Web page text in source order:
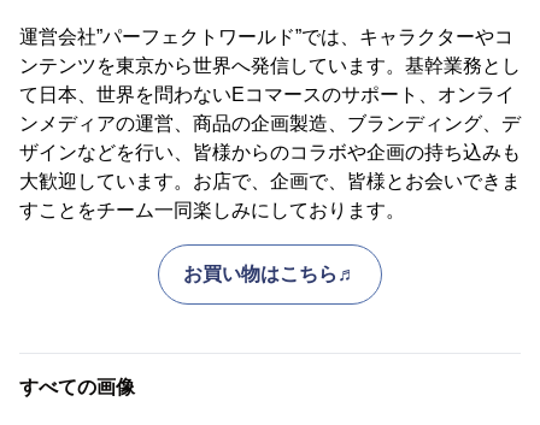
運営会社”パーフェクトワールド”では、キャラクターやコ
ンテンツを東京から世界へ発信しています。基幹業務とし
て日本、世界を問わないEコマースのサポート、オンライ
ンメディアの運営、商品の企画製造、ブランディング、デ
ザインなどを行い、皆様からのコラボや企画の持ち込みも
大歓迎しています。お店で、企画で、皆様とお会いできま
すことをチーム一同楽しみにしております。
お買い物はこちら♬
すべての画像